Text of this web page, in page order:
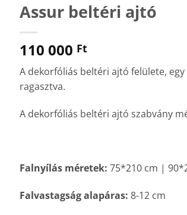
Assur beltéri ajtó
110 000 Ft
A dekorfóliás beltéri ajtó felülete,
ragasztva.
A dekorfóliás beltéri ajtó szabvány
Falnyílás méretek: 75*210 cm |
Falvastagság alapáras: 8-12 cm